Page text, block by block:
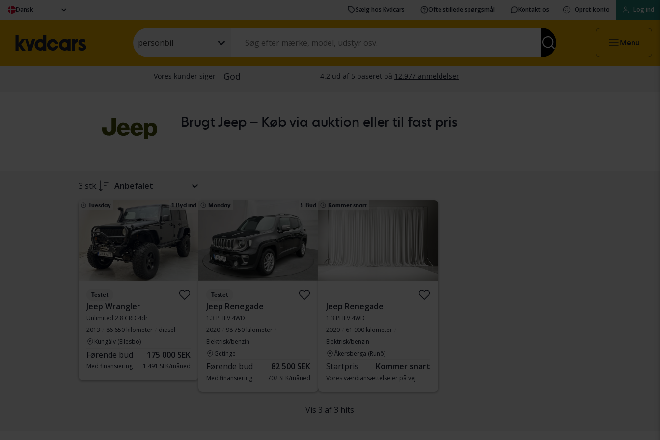
Dansk Sælg hos Kvdcars Ofte stillede spørgsmål Kontakt os Opret konto Log ind
personbil Menu
Brugt Jeep – Køb via auktion eller til fast pris
3 stk. Anbefalet
Tuesday 1 Byd ind
Testet
Jeep Wrangler
Unlimited 2.8 CRD 4dr
2013
86 650 kilometer
diesel
Kungälv (Ellesbo)
Førende bud 175 000 SEK
Med finansiering 1 491 SEK/måned
Monday 5 Bud
Testet
Jeep Renegade
1.3 PHEV 4WD
2020
98 750 kilometer
Elektrisk/benzin
Getinge
Førende bud 82 500 SEK
Med finansiering 702 SEK/måned
Kommer snart
Jeep Renegade
1.3 PHEV 4WD
2020
61 900 kilometer
Elektrisk/benzin
Åkersberga (Runö)
Startpris Kommer snart
Vores værdiansættelse er på vej
Vis 3 af 3 hits